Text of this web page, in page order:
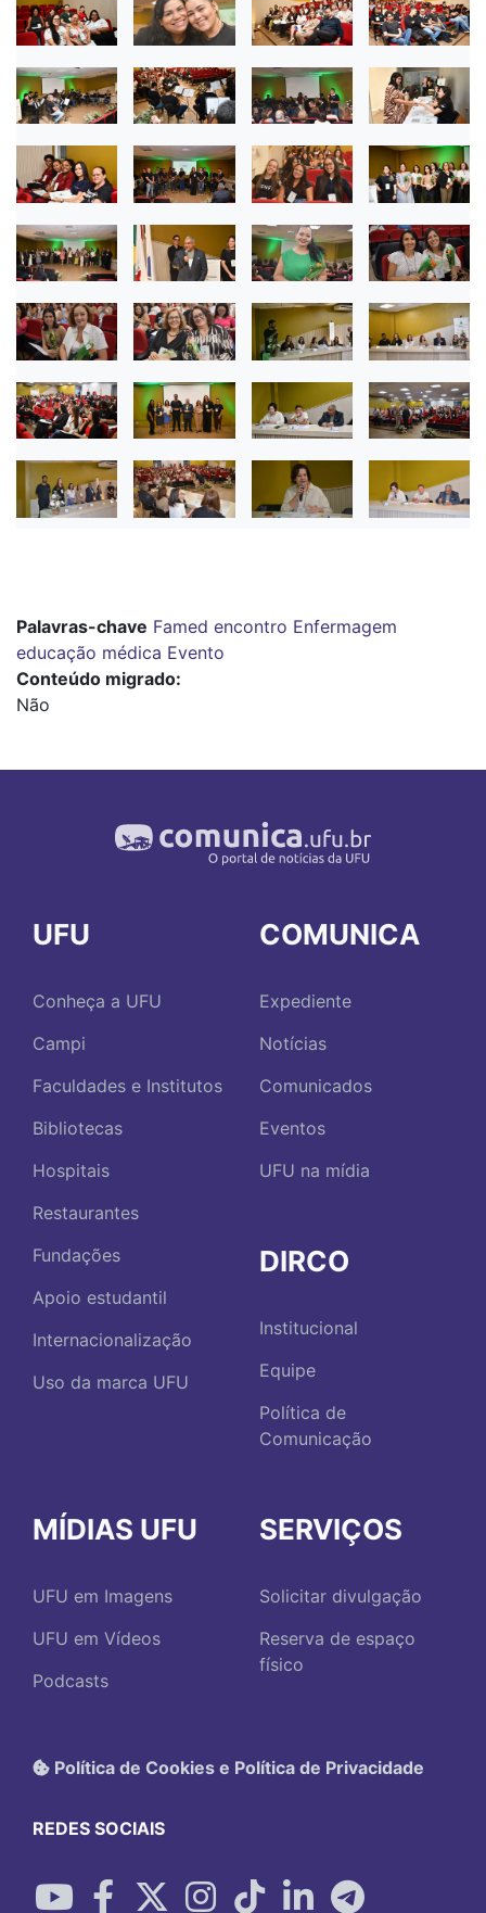
Palavras-chave Famed encontro Enfermagem
educação médica Evento
Conteúdo migrado
Não
UFU
Conheça a UFU
Campi
Faculdades e Institutos
Bibliotecas
Hospitais
Restaurantes
Fundações
Apoio estudantil
Internacionalização
Uso da marca UFU
COMUNICA
Expediente
Notícias
Comunicados
Eventos
UFU na mídia
DIRCO
Institucional
Equipe
Política de
Comunicação
MÍDIAS UFU
UFU em Imagens
UFU em Vídeos
Podcasts
SERVIÇOS
Solicitar divulgação
Reserva de espaço
físico
Política de Cookies e Política de Privacidade
REDES SOCIAIS